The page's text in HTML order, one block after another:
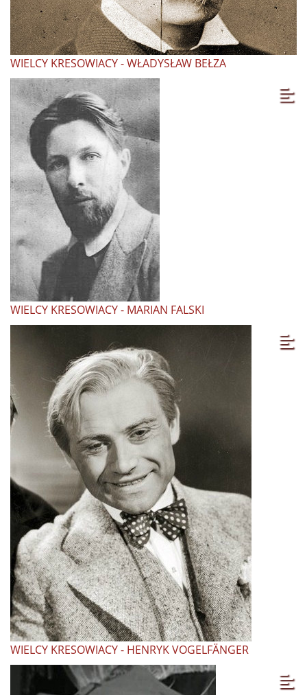
WIELCY KRESOWIACY - WŁADYSŁAW BEŁZA
WIELCY KRESOWIACY - MARIAN FALSKI
WIELCY KRESOWIACY - HENRYK VOGELFÄNGER